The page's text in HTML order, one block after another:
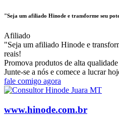
"Seja um afiliado Hinode e transforme seu
Afiliado
"Seja um afiliado Hinode e
reais!
Promova produtos de alta
Junte-se a nós e comece a lucrar
fale comigo agora
www.hinode.com.br